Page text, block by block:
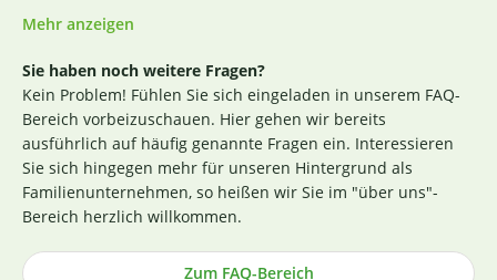
Richtlinien des Codex Alimentarius und der Verordnung EG
Nr. 852 / 2004 des Europäischen Parlaments). Das aktuelle
Zertifikat finden Siehier
. Darüber hinaus beginnt für uns
die Sicherstellung einer erstklassigen Produktqualität
bereits bei der strengen Durchleuchtung und Auswahl
unserer (Rohstoff-)Lieferanten. Die Produktion nach GMP-
Richtlinie ist hierbei ein wichtiges Kriterium. Losgelöst von
den Tests der Hersteller untersuchen wir zusätzlich, ohne
rechtlich dazu verpflichtet zu sein, einen Großteil der
weisen dies durch die Veröffentlichung entsprechender
Mehr anzeigen
Sie haben noch weitere Fragen?
Kein Problem! Fühlen Sie sich eingeladen in unserem FAQ-
Bereich vorbeizuschauen. Hier gehen wir bereits
ausführlich auf häufig genannte Fragen ein. Interessieren
Sie sich hingegen mehr für unseren Hintergrund als
Familienunternehmen, so heißen wir Sie im "über uns"-
Bereich herzlich willkommen.
Zum FAQ-Bereich